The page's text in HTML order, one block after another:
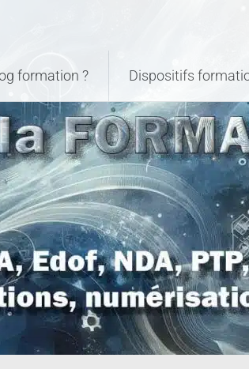
formation ? Dispositifs